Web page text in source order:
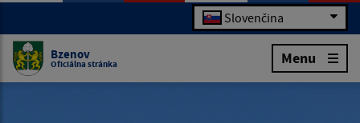
Slovenčina
Bzenov
Oficiálna stránka Menu